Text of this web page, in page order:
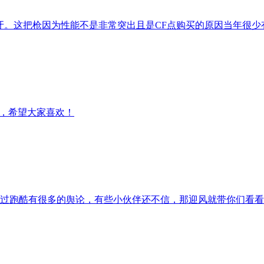
这把枪因为性能不是非常突出且是CF点购买的原因当年很
希望大家喜欢！
跑酷有很多的舆论，有些小伙伴还不信，那迎风就带你们看